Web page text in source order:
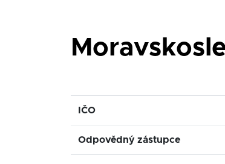
IČO
Odpovědný zástupce